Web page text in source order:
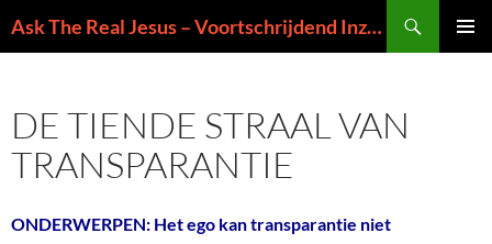
naar
Ask The Real Jesus – Voortschrijdend Inzicht in de Zin van het Leven
DE TIENDE STRAAL VAN
TRANSPARANTIE
ONDERWERPEN: Het ego kan transparantie niet